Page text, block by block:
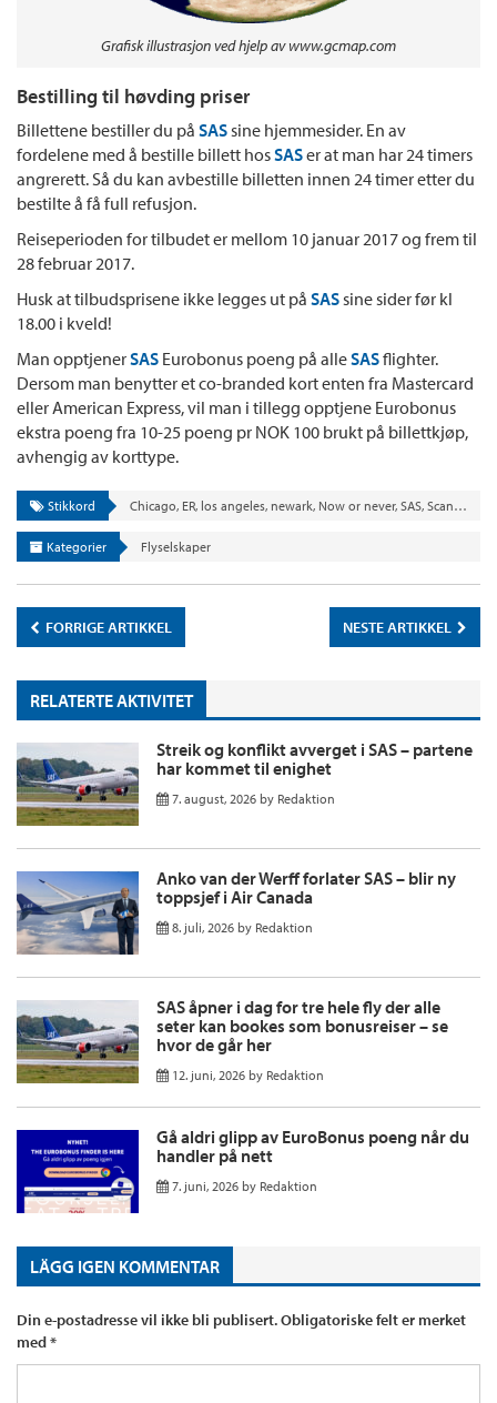
Grafisk illustrasjon ved hjelp av www.gcmap.com
Bestilling til høvding priser
Billettene bestiller du på SASsine hjemmesider. En av
fordelene med å bestille billett hosSASer at man har 24 timers
angrerett. Så du kan avbestille billetten innen 24 timer etter du
bestilte å få full refusjon.
Reiseperioden for tilbudet er mellom 10 januar 2017 og frem til
28 februar 2017.
Husk at tilbudsprisene ikke legges ut på SASsine sider før kl
18.00 i kveld!
Man opptjenerSAS Eurobonus poeng på alleSASflighter.
Dersom man benytter et co-branded kort enten fra Mastercard
eller American Express, vil man i tillegg opptjene Eurobonus
ekstra poeng fra 10-25 poeng pr NOK 100 brukt på billettkjøp,
avhengig av korttype.
Stikkord Chicago, ER, los angeles, newark, Now or never, SAS, Scandinanvian Airlines
Kategorier Flyselskaper
FORRIGE ARTIKKEL NESTE ARTIKKEL
RELATERTE AKTIVITET
Streik og konflikt avverget i SAS – partene
har kommet til enighet
7. august, 2026 by Redaktion
Anko van der Werff forlater SAS – blir ny
toppsjef i Air Canada
8. juli, 2026 by Redaktion
SAS åpner i dag for tre hele fly der alle
seter kan bookes som bonusreiser – se
hvor de går her
12. juni, 2026 by Redaktion
Gå aldri glipp av EuroBonus poeng når du
handler på nett
7. juni, 2026 by Redaktion
LÄGG IGEN KOMMENTAR
Din e-postadresse vil ikke bli publisert.Obligatoriske felt er merket
med*